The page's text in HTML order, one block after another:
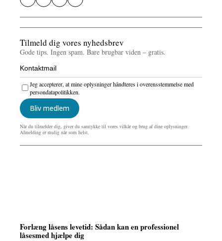
Forlæng låsens levetid: Sådan kan en professionel
låsesmed hjælpe dig
Tilmeld dig vores nyhedsbrev
Gode tips. Ingen spam. Bare brugbar viden – gratis.
Bliv medlem
Jeg accepterer, at mine oplysninger håndteres i overensstemmelse med
persondatapolitikken.
Når du tilmelder dig, giver du samtykke til vores vilkår og brug af dine oplysninger.
Afmelding er mulig når som helst.